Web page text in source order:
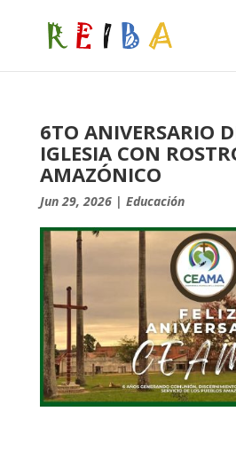
6TO ANIVERSARIO
IGLESIA CON
AMAZÓNICO
Jun 29, 2026| Educación